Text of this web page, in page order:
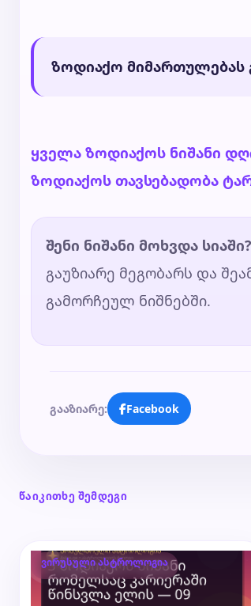
ზოდიაქო მიმართულებას
ყველა ზოდიაქოს ნიშანი
ზოდიაქოს თავსებადობა
შენი ნიშანი მოხვდა სიაში?
გაუზიარე მეგობარს და
გამორჩეულ ნიშნებში.
გააზიარე: Facebook
წაიკითხე შემდეგი
ვირუსული ასტროლოგია